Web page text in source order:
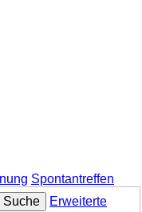
Spontantreffen
Suche
Erweiterte